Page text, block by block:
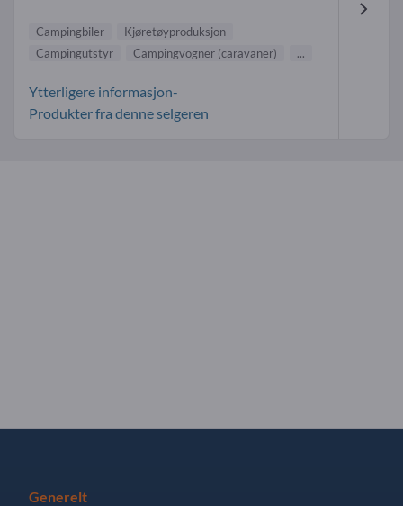
Campingbiler
Kjøretøyproduksjon
Campingutstyr
Campingvogner (caravaner) ...
Ytterligere informasjon-
Produkter fra denne selgeren
Generelt